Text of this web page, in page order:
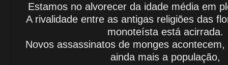
Estamos no alvorecer da idade média em
A rivalidade entre as antigas religiões das
monoteísta está acirrada.
Novos assassinatos de monges acontecem,
ainda mais a população,